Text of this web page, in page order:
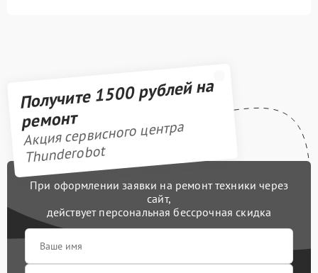
Получите 1500 рублей на
ремонт
Акция сервисного центра
Thunderobot
При оформлении заявки на ремонт техники через
сайт,
действует персональная бессрочная скидка